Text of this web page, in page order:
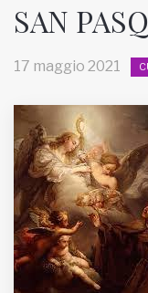
RUBRICHE
MUNICIPI
Inviateci le vostre
Iscriviti alla newsletter
SAN
17 maggio 2021